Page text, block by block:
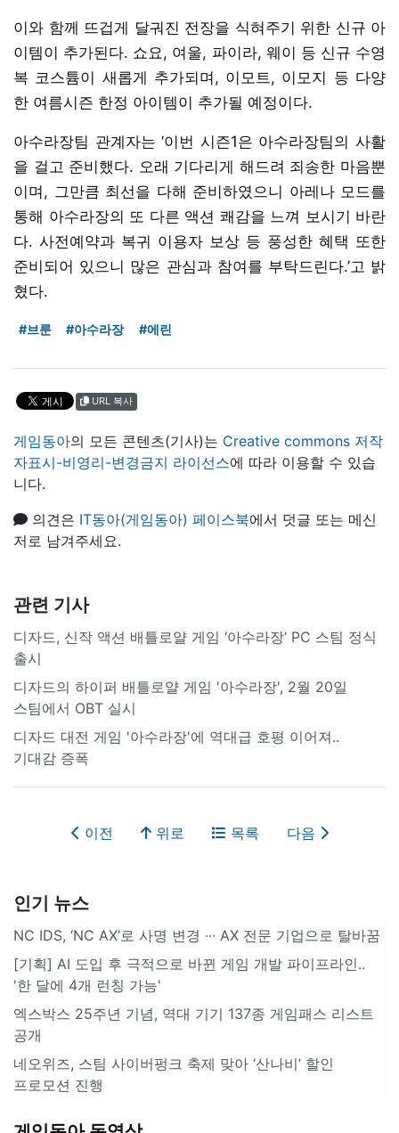
이와 함께 뜨겁게 달궈진 전장을 식혀주기 위한 신규 아
이템이 추가된다. 쇼요, 여울, 파이라, 웨이 등 신규 수영
복 코스튬이 새롭게 추가되며, 이모트, 이모지 등 다양
한 여름시즌 한정 아이템이 추가될 예정이다.
아수라장팀 관계자는 ‘이번 시즌1은 아수라장팀의 사활
을 걸고 준비했다. 오래 기다리게 해드려 죄송한 마음뿐
이며, 그만큼 최선을 다해 준비하였으니 아레나 모드를
통해 아수라장의 또 다른 액션 쾌감을 느껴 보시기 바란
다. 사전예약과 복귀 이용자 보상 등 풍성한 혜택 또한
준비되어 있으니 많은 관심과 참여를 부탁드린다.’고 밝
혔다.
#브룬 #아수라장 #에린
URL 복사
게임동아의 모든 콘텐츠(기사)는 Creative commons 저작
자표시-비영리-변경금지 라이선스에 따라 이용할 수 있습
니다.
의견은 IT동아(게임동아) 페이스북에서 덧글 또는 메신
저로 남겨주세요.
관련 기사
디자드, 신작 액션 배틀로얄 게임 ‘아수라장’ PC 스팀 정식
출시
디자드의 하이퍼 배틀로얄 게임 '아수라장', 2월 20일
스팀에서 OBT 실시
디자드 대전 게임 '아수라장'에 역대급 호평 이어져..
기대감 증폭
이전 위로 목록 다음
인기 뉴스
NC IDS, ‘NC AX’로 사명 변경 ∙∙∙ AX 전문 기업으로 탈바꿈
[기획] AI 도입 후 극적으로 바뀐 게임 개발 파이프라인..
'한 달에 4개 런칭 가능'
엑스박스 25주년 기념, 역대 기기 137종 게임패스 리스트
공개
네오위즈, 스팀 사이버펑크 축제 맞아 ‘산나비’ 할인
프로모션 진행